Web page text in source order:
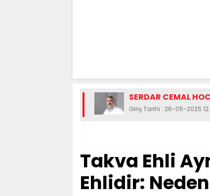
SERDAR CEMAL
Giriş Tarihi : 26-05-2025
Takva Ehli
Ehlidir: